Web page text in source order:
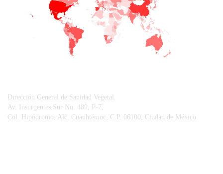
Dirección General de Sanidad Vegetal.
Av. Insurgentes Sur No. 489, P-7,
Col. Hipódromo, Alc. Cuauhtémoc, C.P. 06100, Ciudad de México